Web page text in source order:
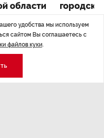
области
конкуренции
удобства мы используем
сайтом Вы соглашаетесь с
файлов куки.